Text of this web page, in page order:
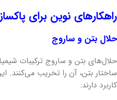
راهکارهای نوین برای
حلال بتن و ساروج
حلال‌های بتن و ساروج ترکیبات
ساختار بتن، آن را تخریب می‌کنند.
کاربرد دارند: